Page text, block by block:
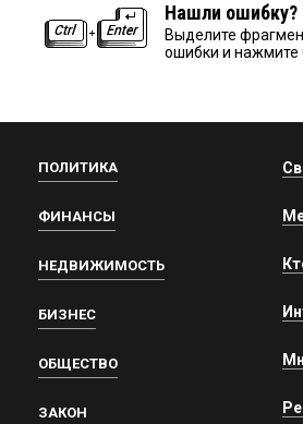
Нашли ошибку?
Выделите
ошибки и нажмите
ПОЛИТИКА
ФИНАНСЫ
НЕДВИЖИМОСТЬ
БИЗНЕС
ОБЩЕСТВО
ЗАКОН